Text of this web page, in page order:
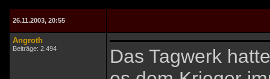
26.11.2003, 20:55
Angroth
Beiträge: 2.494
Das Tagwerk